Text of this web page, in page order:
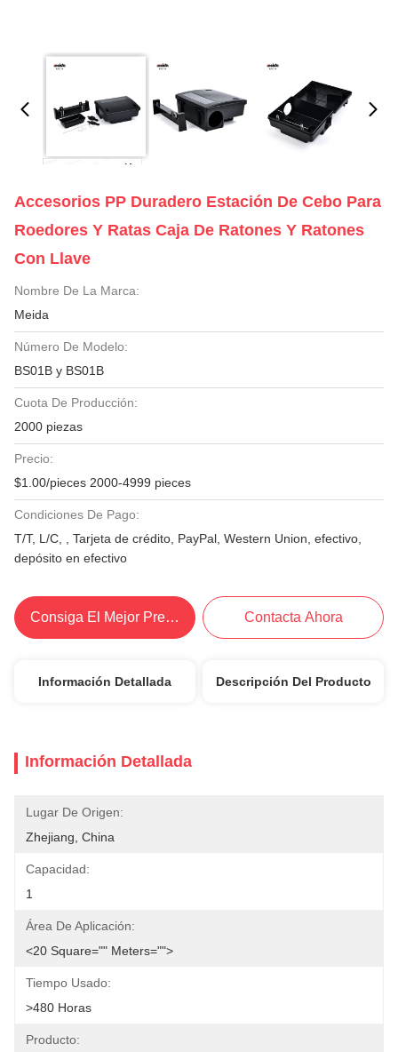
Accesorios PP Duradero Estación De Cebo Para
Roedores Y Ratas Caja De Ratones Y Ratones
Con Llave
Nombre De La Marca:
Meida
Número De Modelo:
BS01B y BS01B
Cuota De Producción:
2000 piezas
Precio:
$1.00/pieces 2000-4999 pieces
Condiciones De Pago:
T/T, L/C, , Tarjeta de crédito, PayPal, Western Union, efectivo,
depósito en efectivo
Consiga El Mejor Precio Contacta Ahora
Información Detallada Descripción Del Producto
Información Detallada
Lugar De Origen:
Zhejiang, China
Capacidad:
1
Área De Aplicación:
<20 Square="" Meters="">
Tiempo Usado:
>480 Horas
Producto: